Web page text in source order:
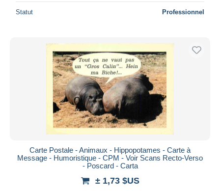
Statut Professionnel
Carte Postale - Animaux - Hippopotames - Carte à
Message - Humoristique - CPM - Voir Scans Recto-Verso
- Poscard - Carta
± 1,73 $US